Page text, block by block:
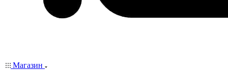
Магазин